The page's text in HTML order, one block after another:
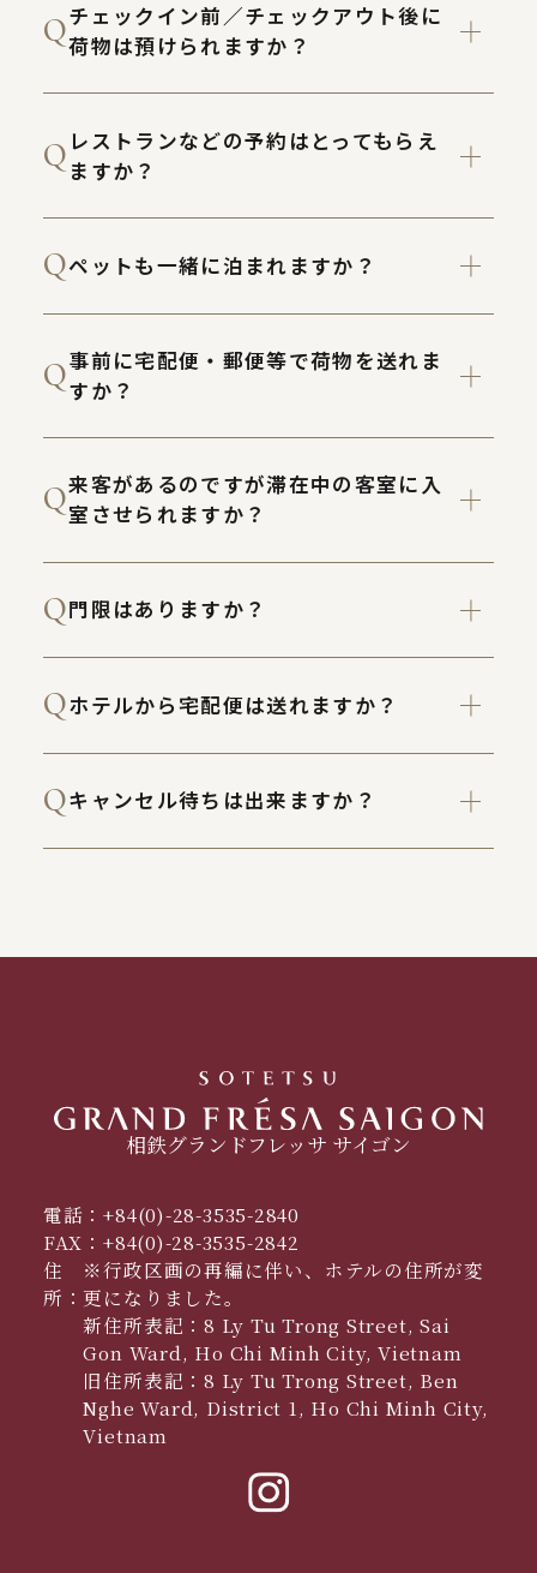
チェックイン前／チェックアウト後に
荷物は預けられますか？
レストランなどの予約はとってもらえ
ますか？
ペットも一緒に泊まれますか？
事前に宅配便・郵便等で荷物を送れま
すか？
来客があるのですが滞在中の客室に入
室させられますか？
門限はありますか？
ホテルから宅配便は送れますか？
キャンセル待ちは出来ますか？
相鉄グランドフレッサ サイゴン
電話：+84(0)-28-3535-2840
FAX： +84(0)-28-3535-2842
住
所：
※行政区画の再編に伴い、ホテルの住所が変
更になりました。
新住所表記：8 Ly Tu Trong Street, Sai
Gon Ward, Ho Chi Minh City, Vietnam
旧住所表記：8 Ly Tu Trong Street, Ben
Nghe Ward, District 1, Ho Chi Minh City,
Vietnam